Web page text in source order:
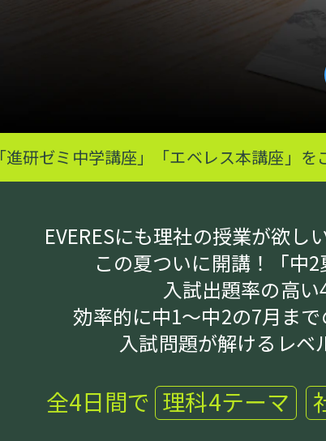
「進研ゼミ中学講座」「エベレス本講座」を
EVERESにも理社の授業が欲
この夏ついに開講！「中
入試出題率の高い
効率的に中1～中2の7月ま
入試問題が解けるレベ
全4日間で 理科4テーマ